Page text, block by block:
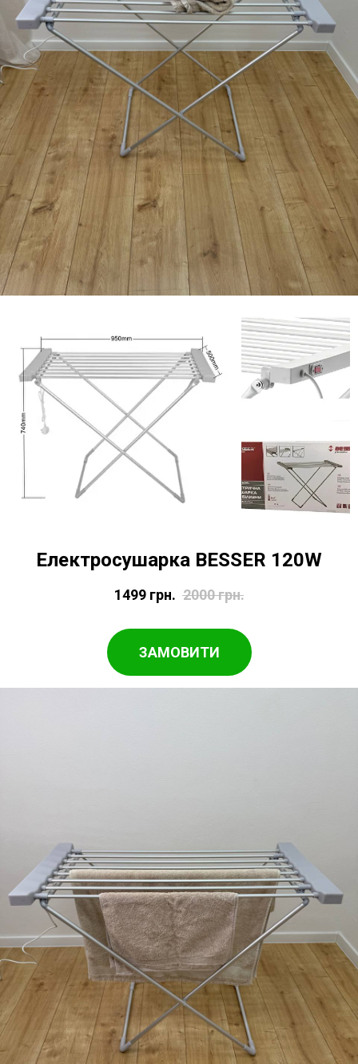
Електросушарка BESSER 120W
1499 грн. 2000грн.
ЗАМОВИТИ